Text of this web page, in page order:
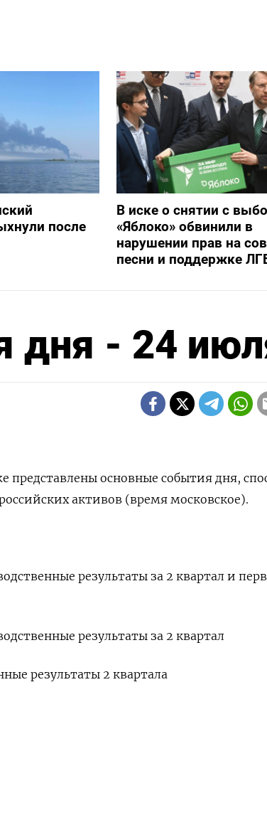
после
В иске о снятии с
«Яблоко» обвинили в
нарушении прав на
песни и поддержке
дня - 24
основные события дня,
активов (время московское).
результаты за 2 квартал и
результаты за 2 квартал
результаты 2 квартала